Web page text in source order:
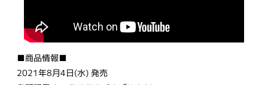
■商品情報■
2021年8月4日(水) 発売